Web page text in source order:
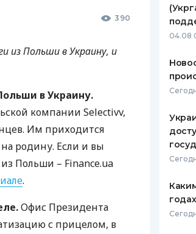
ЕЖЕМЕСЯЧНЫЙ ОБЗОР
ПУТЕВОДИТЕЛИ ПО
390
из Польши в Украину, и
в Украину.
компании Selectivv,
Им приходится
родину. Если и вы
Польши – Finance.ua
.
Офис Президента
с прицелом, в
04.08